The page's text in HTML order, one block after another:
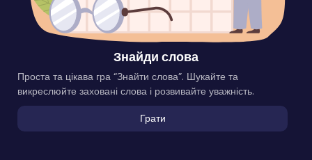
Знайди слова
Проста та цікава гра “Знайти слова”. Шукайте та
викреслюйте заховані слова і розвивайте уважність.
Грати